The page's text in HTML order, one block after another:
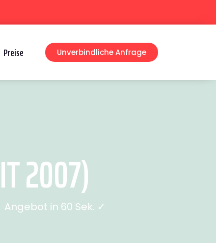
Preise Unverbindliche Anfrage
2007)
in 60 Sek. ✓